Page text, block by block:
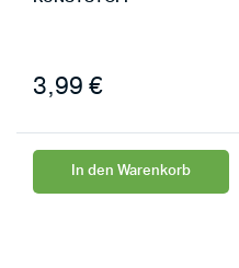
3,99 €
In den Warenkorb